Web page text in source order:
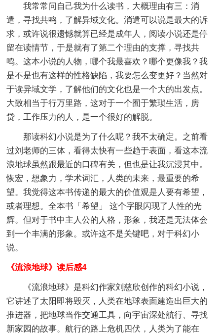
我常常问自己我为什么读书，大概理由有三：消
遣，寻找共鸣，了解异域文化。消遣可以说是最大的诉
求，或许说很遗憾就算已经是成年人，阅读小说还是停
留在读情节，于是就有了第二个理由的支撑，寻找共
鸣。这本小说的人物，哪个我最喜欢？哪个更像我？我
是不是也有这样的性格缺陷，我要怎么变更好？当然对
于读异域文学，了解他们的文化也是一个大的出发点。
大致相当于行万里路，这对于一个囿于繁琐生活，房
贷，工作压力的人，是一个很好的解脱。
那读科幻小说是为了什么呢？我不太确定。之前看
过刘老师的三体，看得太快有一些趋于表面，看这本流
浪地球虽然跟最近的口碑有关，但也是让我沉浸其中。
恢宏，想象力，学术词汇，人类的未来，最重要的希
望。我觉得这本书传递的最大的价值观是人要有希望，
或者理想。全本书「希望」 这个字眼闪现了人性的光
辉。但对于书中主人公的人格，形象，我还是无法体会
到一个丰满的形象。或许这不是关键吧，对于科幻小
说。
《流浪地球》读后感4
《流浪地球》是科幻作家刘慈欣创作的科幻小说，
它讲述了太阳即将毁灭，人类在地球表面建造出巨大的
推进器，把地球当作交通工具，向宇宙深处航行、寻找
新家园的故事。航行的路上危机四伏，人类为了能在